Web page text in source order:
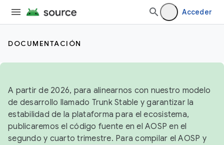
Acceder
DOCUMENTACIÓN
A partir de 2026, para alinearnos con nuestro modelo
de desarrollo llamado Trunk Stable y garantizar la
estabilidad de la plataforma para el ecosistema,
publicaremos el código fuente en el AOSP en el
segundo y cuarto trimestre. Para compilar el AOSP y